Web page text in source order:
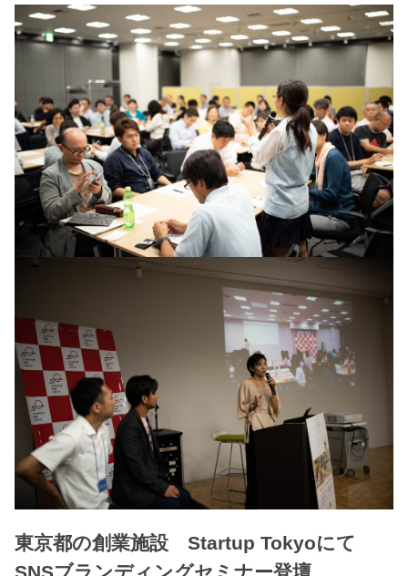
東京都の創業施設 Startup Tokyoにて